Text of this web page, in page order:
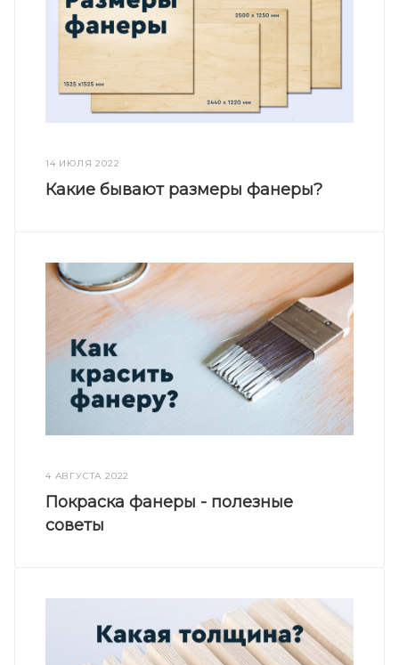
14 ИЮЛЯ 2022
Какие бывают размеры фанеры?
4 АВГУСТА 2022
Покраска фанеры - полезные
советы